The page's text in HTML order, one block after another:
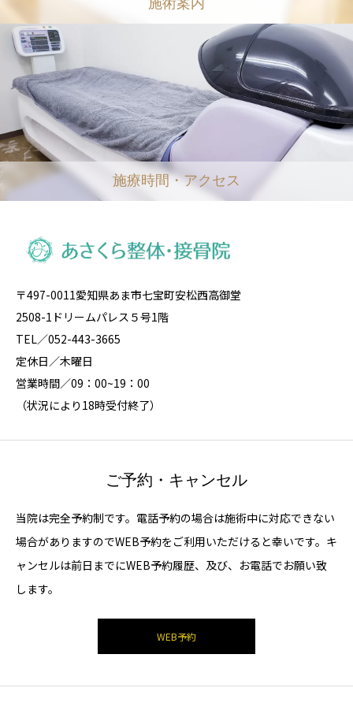
施術案内
施療時間・アクセス
〒497-0011愛知県あま市七宝町安松西高御堂
2508-1ドリームパレス５号1階
TEL／052-443-3665
定休日／木曜日
営業時間／09：00~19：00
（状況により18時受付終了）
ご予約・キャンセル
当院は完全予約制です。電話予約の場合は施術中に対応できない
場合がありますのでWEB予約をご利用いただけると幸いです。キ
ャンセルは前日までにWEB予約履歴、及び、お電話でお願い致
します。
WEB予約